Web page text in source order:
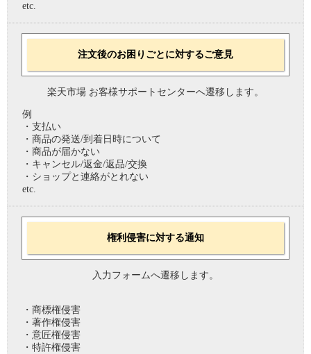
etc.
注文後のお困りごとに対するご意見
楽天市場 お客様サポートセンターへ遷移します。
例
・支払い
・商品の発送/到着日時について
・商品が届かない
・キャンセル/返金/返品/交換
・ショップと連絡がとれない
etc.
権利侵害に対する通知
入力フォームへ遷移します。
・商標権侵害
・著作権侵害
・意匠権侵害
・特許権侵害